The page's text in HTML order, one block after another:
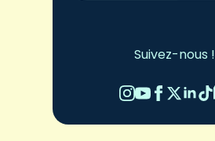
Suivez-nous !